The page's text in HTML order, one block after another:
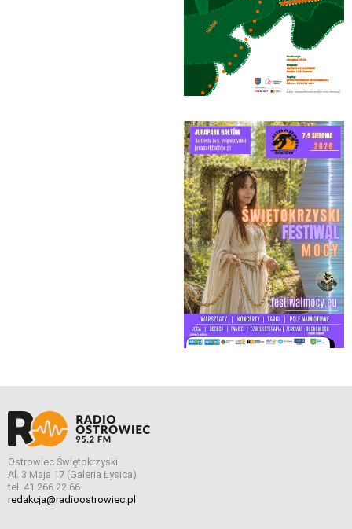
Ostrowiec Świętokrzyski
Al. 3 Maja 17 (Galeria Łysica)
tel. 41 266 22 66
redakcja@radioostrowiec.pl